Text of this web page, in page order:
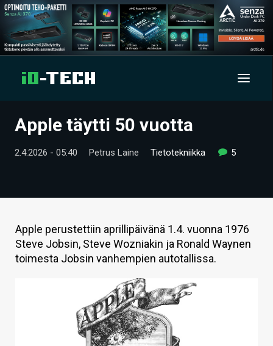
UUTISET
TIETOA
HINTA.FI
Apple täytti 50 vuotta
2.4.2026 - 05:40 Petrus Laine Tietotekniikka 5
Apple perustettiin aprillipäivänä 1.4. vuonna 1976
Steve Jobsin, Steve Wozniakin ja Ronald Waynen
toimesta Jobsin vanhempien autotallissa.